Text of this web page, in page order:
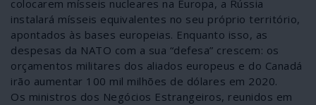
colocarem mísseis nucleares na Europa, a Rússia
instalará mísseis equivalentes no seu próprio território,
apontados às bases europeias. Enquanto isso, as
despesas da NATO com a sua “defesa” crescem: os
orçamentos militares dos aliados europeus e do Canadá
irão aumentar 100 mil milhões de dólares em 2020.
Os ministros dos Negócios Estrangeiros, reunidos em